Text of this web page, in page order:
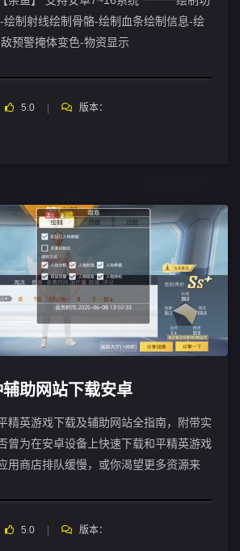
绘制射线绘制骨骼-绘制血条绘制信息-绘
预警掩体变色-物资显示
5.0 版本：
助网站下载安卓
精英游戏下载及辅助网站全指南，附带实
曾为在安卓设备上快速下载和平精英游戏
用商店排队缓慢，或你渴望更多资源来
5.0 版本：